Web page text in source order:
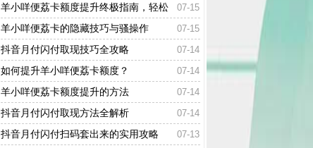
难题 07-15
羊小咩便荔卡额度提升终极指南，轻松
掌握额度修改方法 07-15
羊小咩便荔卡的隐藏技巧与骚操作
07-14
抖音月付闪付取现技巧全攻略
07-14
如何提升羊小咩便荔卡额度？
07-14
羊小咩便荔卡额度提升的方法
07-14
抖音月付闪付取现方法全解析
07-13
抖音月付闪付扫码套出来的实用攻略